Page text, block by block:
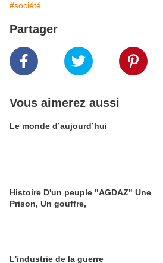
#société
Partager
Vous aimerez aussi
Le monde d’aujourd’hui
Histoire D'un peuple "AGDAZ" Une
Prison, Un gouffre,
L'industrie de la guerre